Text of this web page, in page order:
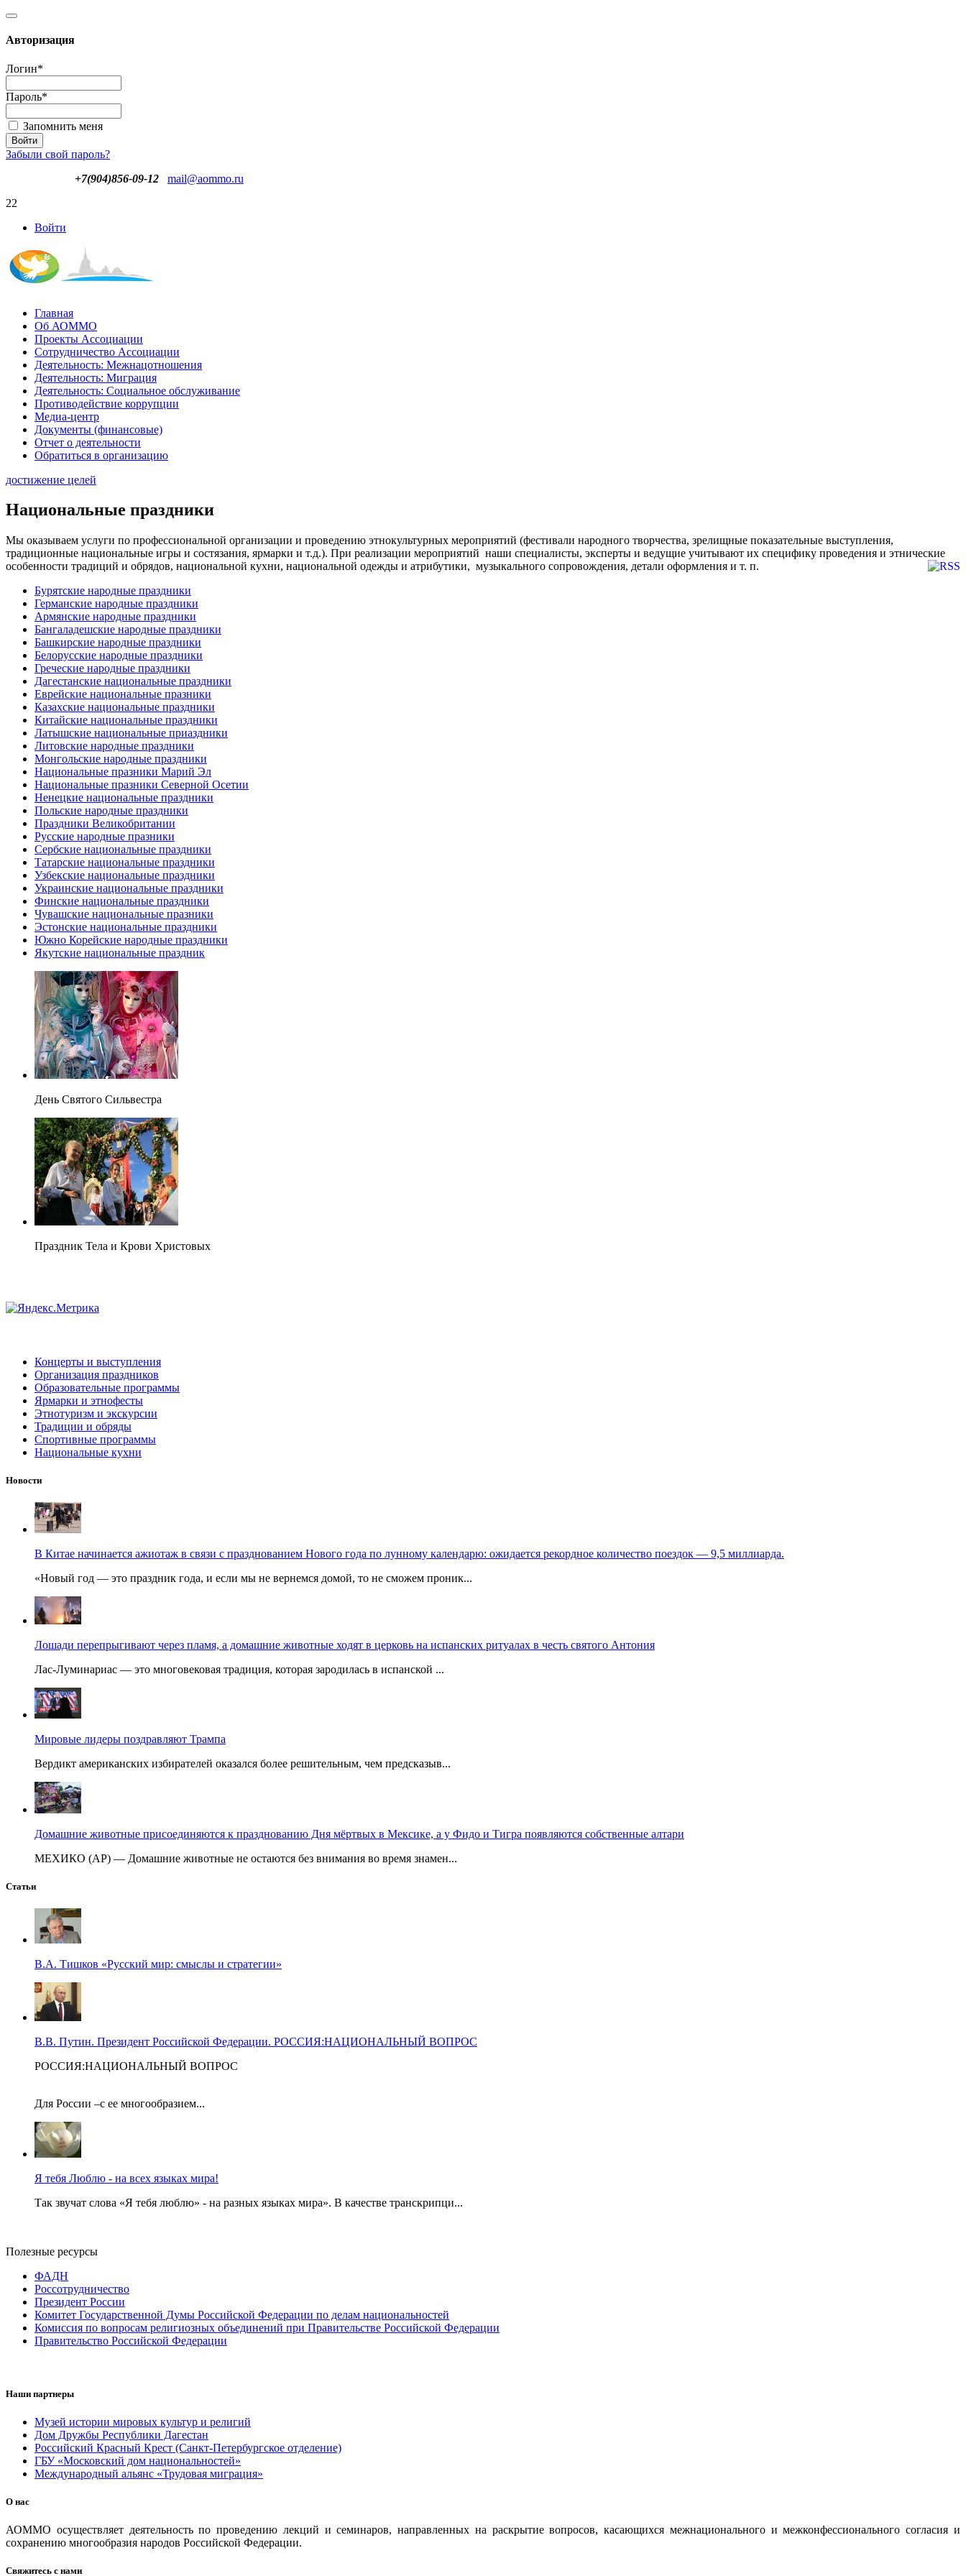
Авторизация
Логин*
Пароль*
Запомнить меня
Забыли свой пароль?
+7(904)856-09-12
mail@aommo.ru
22
Войти
Главная
Об АОММО
Проекты Ассоциации
Сотрудничество Ассоциации
Деятельность: Межнацотношения
Деятельность: Миграция
Деятельность: Социальное обслуживание
Противодействие коррупции
Медиа-центр
Документы (финансовые)
Отчет о деятельности
Обратиться в организацию
достижение целей
Национальные праздники
Мы оказываем услуги по профессиональной организации и проведению этнокультурных мероприятий (фестивали народного творчества, зрелищные показательные выступления,
традиционные национальные игры и состязания, ярмарки и т.д.). При реализации мероприятий наши специалисты, эксперты и ведущие учитывают их специфику проведения и этнические
особенности традиций и обрядов, национальной кухни, национальной одежды и атрибутики, музыкального сопровождения, детали оформления и т. п.
Бурятские народные праздники
Германские народные праздники
Армянские народные праздники
Бангаладешские народные праздники
Башкирские народные праздники
Белорусские народные праздники
Греческие народные праздники
Дагестанские национальные праздники
Еврейские национальные празники
Казахские национальные праздники
Китайские национальные праздники
Латышские национальные приаздники
Литовские народные праздники
Монгольские народные праздники
Национальные празники Марий Эл
Национальные празники Северной Осетии
Ненецкие национальные праздники
Польские народные праздники
Праздники Великобритании
Русские народные празники
Сербские национальные праздники
Татарские национальные праздники
Узбекские национальные праздники
Украинские национальные праздники
Финские национальные праздники
Чувашские национальные празники
Эстонские национальные праздники
Южно Корейские народные праздники
Якутские национальные праздник
День Святого Сильвестра
Праздник Тела и Крови Христовых
Концерты и выступления
Организация праздников
Образовательные программы
Ярмарки и этнофесты
Этнотуризм и экскурсии
Традиции и обряды
Спортивные программы
Национальные кухни
Новости
В Китае начинается ажиотаж в связи с празднованием Нового года по лунному календарю: ожидается рекордное количество поездок — 9,5 миллиарда.
«Новый год — это праздник года, и если мы не вернемся домой, то не сможем проник...
Лошади перепрыгивают через пламя, а домашние животные ходят в церковь на испанских ритуалах в честь святого Антония
Лас-Луминариас — это многовековая традиция, которая зародилась в испанской ...
Мировые лидеры поздравляют Трампа
Вердикт американских избирателей оказался более решительным, чем предсказыв...
Домашние животные присоединяются к празднованию Дня мёртвых в Мексике, а у Фидо и Тигра появляются собственные алтари
МЕХИКО (AP) — Домашние животные не остаются без внимания во время знамен...
Статьи
В.А. Тишков «Русский мир: смыслы и стратегии»
В.В. Путин. Президент Российской Федерации. РОССИЯ:НАЦИОНАЛЬНЫЙ ВОПРОС
РОССИЯ:НАЦИОНАЛЬНЫЙ ВОПРОС
Для России –с ее многообразием...
Я тебя Люблю - на всех языках мира!
Так звучат слова «Я тебя люблю» - на разных языках мира». В качестве транскрипци...
Полезные ресурсы
ФАДН
Россотрудничество
Президент России
Комитет Государственной Думы Российской Федерации по делам национальностей
Комиссия по вопросам религиозных объединений при Правительстве Российской Федерации
Правительство Российской Федерации
Наши партнеры
Музей истории мировых культур и религий
Дом Дружбы Республики Дагестан
Российский Красный Крест (Санкт-Петербургское отделение)
ГБУ «Московский дом национальностей»
Международный альянс «Трудовая миграция»
О нас
АОММО осуществляет деятельность по проведению лекций и семинаров, направленных на раскрытие вопросов, касающихся межнационального и межконфессионального согласия и
сохранению многообразия народов Российской Федерации.
Свяжитесь с нами